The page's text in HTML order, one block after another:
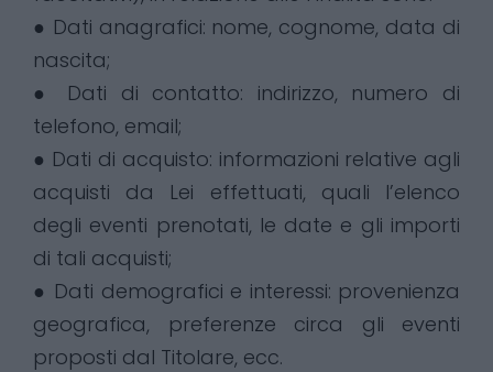
● Dati anagrafici: nome, cognome, data di
nascita;
● Dati di contatto: indirizzo, numero di
telefono, email;
● Dati di acquisto: informazioni relative agli
acquisti da Lei effettuati, quali l’elenco
degli eventi prenotati, le date e gli importi
di tali acquisti;
● Dati demografici e interessi: provenienza
geografica, preferenze circa gli eventi
proposti dal Titolare, ecc.